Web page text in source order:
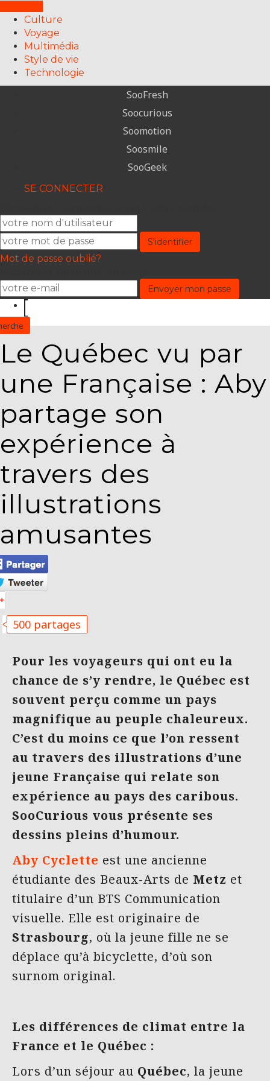
Culture
Voyage
Multimédia
Style de vie
Technologie
SooFresh
Soocurious
Soomotion
Soosmile
SooGeek
SE CONNECTER
Mot de passe oublié?
Le Québec vu par
une Française : Aby
partage son
expérience à
travers des
illustrations
amusantes
500 partages
Pour les voyageurs qui ont eu la
chance de s’y rendre, le Québec est
souvent perçu comme un pays
magnifique au peuple chaleureux.
C’est du moins ce que l’on ressent
au travers des illustrations d’une
jeune Française qui relate son
expérience au pays des caribous.
SooCurious vous présente ses
dessins pleins d’humour.
Aby Cyclette est une ancienne
étudiante des Beaux-Arts de Metz et
titulaire d’un BTS Communication
visuelle. Elle est originaire de
Strasbourg, où la jeune fille ne se
déplace qu’à bicyclette, d’où son
surnom original.
Les différences de climat entre la
France et le Québec :
Lors d’un séjour au Québec, la jeune